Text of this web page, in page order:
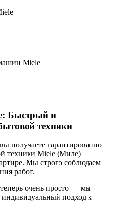
Быстрый и
техники
получаете гарантированно
техники Miele (Миле)
Мы строго соблюдаем
работ.
теперь очень просто — мы
подход к